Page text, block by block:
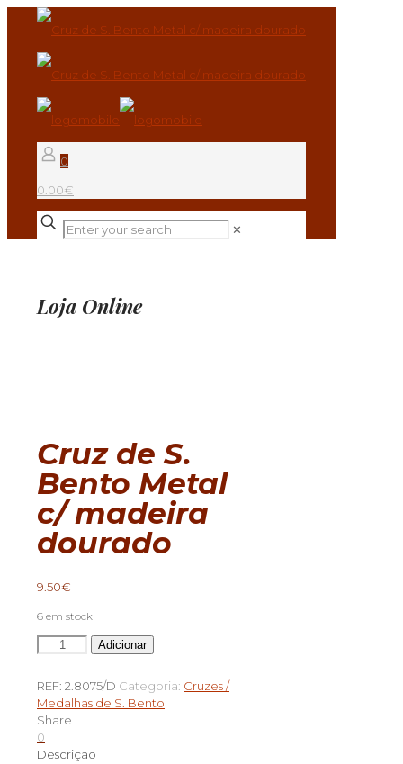
0
0.00€
✕
Loja Online
Cruz de S.
Bento Metal
c/ madeira
dourado
9.50€
6 em stock
Quantidade
de
de
S.
Bento
Metal
Adicionar
REF: 2.8075/D Categoria: Cruzes /
Medalhas de S. Bento
Share
0
Descrição